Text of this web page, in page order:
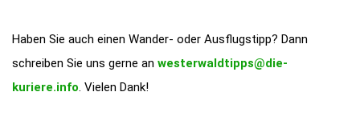
Haben Sie auch einen Wander- oder Ausflugstipp? Dann
schreiben Sie uns gerne an westerwaldtipps@die-
kuriere.info. Vielen Dank!